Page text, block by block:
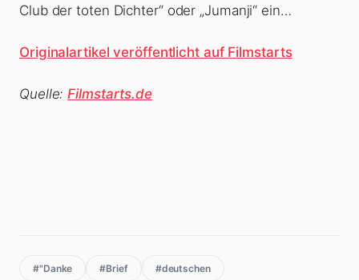
Club der toten Dichter“ oder „Jumanji“ ein…
Originalartikel veröffentlicht auf Filmstarts
Quelle:Filmstarts.de
#"Danke #Brief #deutschen